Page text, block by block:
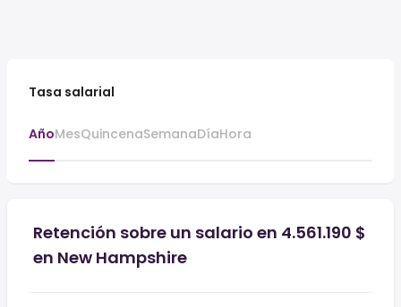
Tasa salarial
AñoMesQuincenaSemanaDíaHora
Retención sobre un salario en 4.561.190 $
en New Hampshire